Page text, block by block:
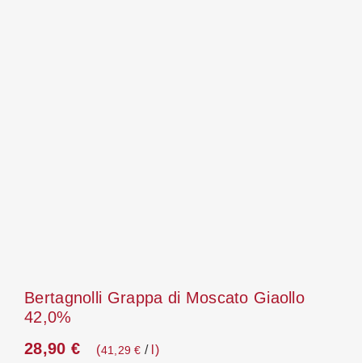
Bertagnolli Grappa di Moscato Giaollo
42,0%
28,90 € 41,29€ / l